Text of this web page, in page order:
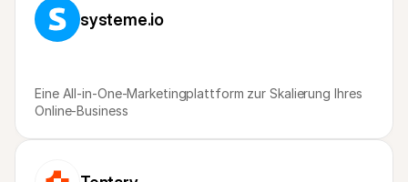
systeme.io
Eine All-in-One-Marketingplattform zur Skalierung Ihres
Online-Business